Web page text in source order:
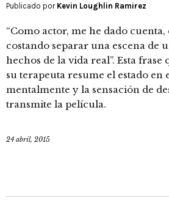
Publicado por Kevin Loughlin Ramirez
“Como actor, me he dado cuenta,
costando separar una escena de
hechos de la vida real”. Esta frase
su terapeuta resume el estado en
mentalmente y la sensación de
transmite la película.
24 abril, 2015